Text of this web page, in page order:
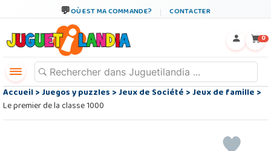
OÙ EST MA COMMANDE? CONTACTER
0
Accueil>Juegos y puzzles>Jeux de Société>Jeux de famille>
Le premier de la classe 1000